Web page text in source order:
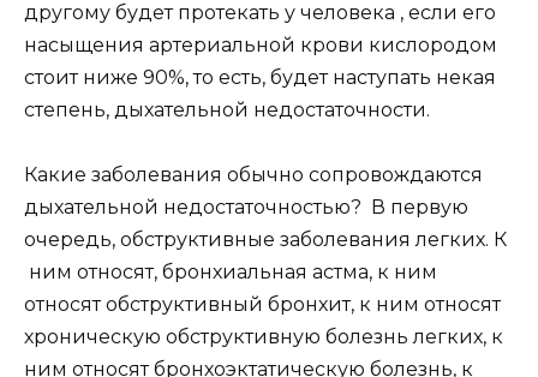
другому будет протекать у человека , если его
насыщения артериальной крови кислородом
стоит ниже 90%, то есть, будет наступать некая
степень, дыхательной недостаточности.
Какие заболевания обычно сопровождаются
дыхательной недостаточностью? В первую
очередь, обструктивные заболевания легких. К
ним относят, бронхиальная астма, к ним
относят обструктивный бронхит, к ним относят
хроническую обструктивную болезнь легких, к
ним относят бронхоэктатическую болезнь, к